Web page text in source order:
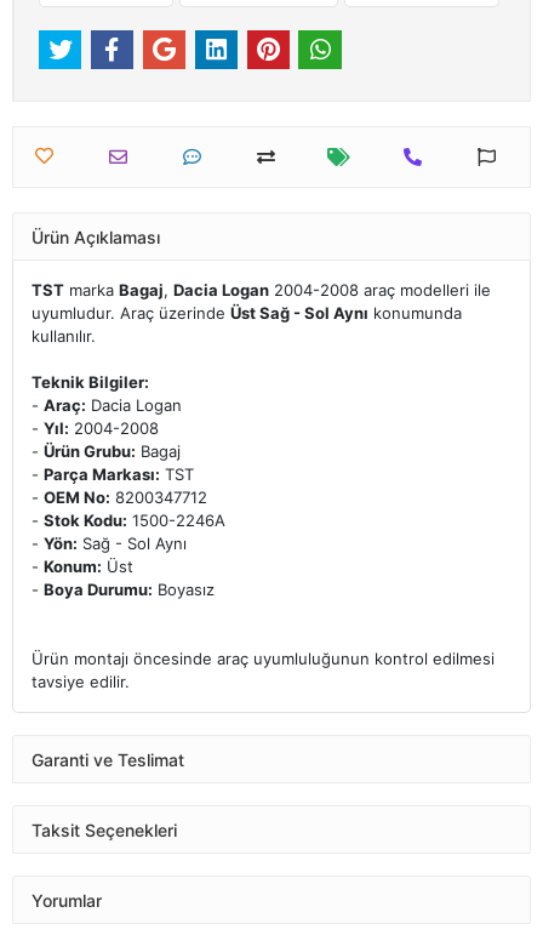
Ürün Açıklaması
TST marka Bagaj, Dacia Logan 2004-2008 araç modelleri ile
uyumludur. Araç üzerinde Üst Sağ - Sol Aynı konumunda
kullanılır.
Teknik Bilgiler:
- Araç: Dacia Logan
- Yıl: 2004-2008
- Ürün Grubu: Bagaj
- Parça Markası: TST
- OEM No: 8200347712
- Stok Kodu: 1500-2246A
- Yön: Sağ - Sol Aynı
- Konum: Üst
- Boya Durumu: Boyasız
Ürün montajı öncesinde araç uyumluluğunun kontrol edilmesi
tavsiye edilir.
Garanti ve Teslimat
Taksit Seçenekleri
Yorumlar